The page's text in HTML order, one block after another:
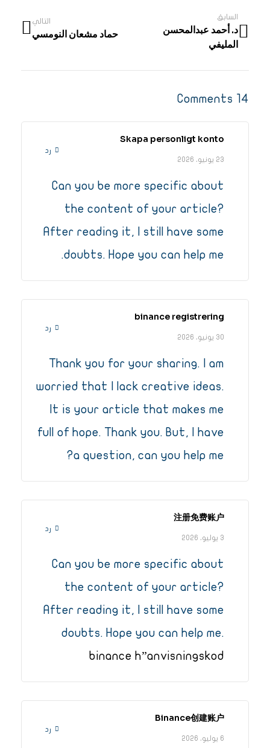
السابق
د. أحمد عبدالمحسن
المليفي
التالي
حماد مشعان النومسي
14 Comments
Skapa personligt konto
23 يونيو، 2026
رد
Can you be more specific about
the content of your article?
After reading it, I still have some
doubts. Hope you can help me.
binance registrering
30 يونيو، 2026
رد
Thank you for your sharing. I am
worried that I lack creative ideas.
It is your article that makes me
full of hope. Thank you. But, I have
a question, can you help me?
注册免费账户
3 يوليو، 2026
رد
Can you be more specific about
the content of your article?
After reading it, I still have some
doubts. Hope you can help me.
binance h”anvisningskod
Binance创建账户
6 يوليو، 2026
رد